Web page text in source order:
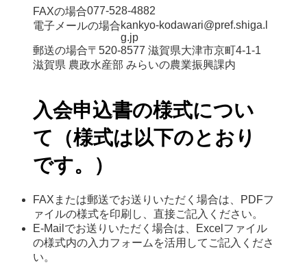
FAXの場合077-528-4882
電子メールの場合kankyo-kodawari@pref.shiga.l
g.jp
郵送の場合〒520-8577 滋賀県大津市京町4-1-1
滋賀県 農政水産部 みらいの農業振興課内
入会申込書の様式につい
て（様式は以下のとおり
です。）
FAXまたは郵送でお送りいただく場合は、PDFフ
ァイルの様式を印刷し、直接ご記入ください。
E-Mailでお送りいただく場合は、Excelファイル
の様式内の入力フォームを活用してご記入くださ
い。